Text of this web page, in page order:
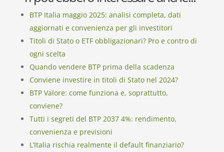
BTP Italia maggio 2025: analisi completa, dati
aggiornati e convenienza per gli investitori
Titoli di Stato o ETF obbligazionari? Pro e contro di
ogni scelta
Quando vendere BTP prima della scadenza
Conviene investire in titoli di Stato nel 2024?
BTP Valore: come funziona e, soprattutto,
conviene?
Tutti i segreti del BTP 2037 4%: rendimento,
convenienza e previsioni
L’Italia rischia realmente il default finanziario?